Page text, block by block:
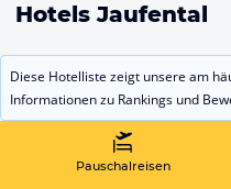
Hotels Jaufental
Diese Hotelliste zeigt unsere am
Informationen zu Rankings und
Pauschalreisen